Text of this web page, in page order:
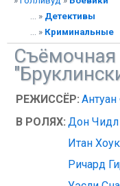
... » Детективы
... » Криминальные
Съёмочная
РЕЖИССЁР:
В РОЛЯХ: Дон Чидл
Итан Хоук
Ричард